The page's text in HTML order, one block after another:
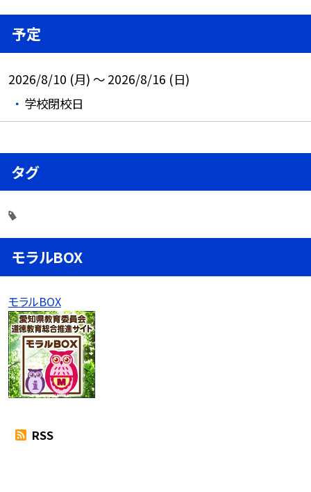
予定
2026/8/10 (月) ～ 2026/8/16 (日)
学校閉校日
タグ
モラルBOX
モラルBOX
RSS